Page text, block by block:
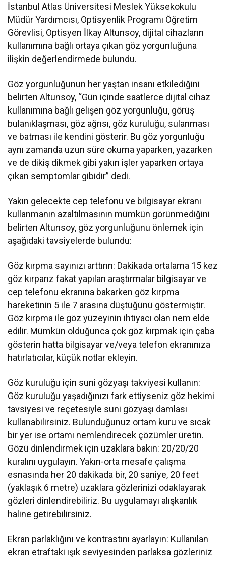
İstanbul Atlas Üniversitesi Meslek Yüksekokulu
Müdür Yardımcısı, Optisyenlik Programı Öğretim
Görevlisi, Optisyen İlkay Altunsoy, dijital cihazların
kullanımına bağlı ortaya çıkan göz yorgunluğuna
ilişkin değerlendirmede bulundu.
Göz yorgunluğunun her yaştan insanı etkilediğini
belirten Altunsoy, “Gün içinde saatlerce dijital cihaz
kullanımına bağlı gelişen göz yorgunluğu, görüş
bulanıklaşması, göz ağrısı, göz kuruluğu, sulanması
ve batması ile kendini gösterir. Bu göz yorgunluğu
aynı zamanda uzun süre okuma yaparken, yazarken
ve de dikiş dikmek gibi yakın işler yaparken ortaya
çıkan semptomlar gibidir” dedi.
Yakın gelecekte cep telefonu ve bilgisayar ekranı
kullanmanın azaltılmasının mümkün görünmediğini
belirten Altunsoy, göz yorgunluğunu önlemek için
aşağıdaki tavsiyelerde bulundu:
Göz kırpma sayınızı arttırın: Dakikada ortalama 15 kez
göz kırparız fakat yapılan araştırmalar bilgisayar ve
cep telefonu ekranına bakarken göz kırpma
hareketinin 5 ile 7 arasına düştüğünü göstermiştir.
Göz kırpma ile göz yüzeyinin ihtiyacı olan nem elde
edilir. Mümkün olduğunca çok göz kırpmak için çaba
gösterin hatta bilgisayar ve/veya telefon ekranınıza
hatırlatıcılar, küçük notlar ekleyin.
Göz kuruluğu için suni gözyaşı takviyesi kullanın:
Göz kuruluğu yaşadığınızı fark ettiyseniz göz hekimi
tavsiyesi ve reçetesiyle suni gözyaşı damlası
kullanabilirsiniz. Bulunduğunuz ortam kuru ve sıcak
bir yer ise ortamı nemlendirecek çözümler üretin.
Gözü dinlendirmek için uzaklara bakın: 20/20/20
kuralını uygulayın. Yakın-orta mesafe çalışma
esnasında her 20 dakikada bir, 20 saniye, 20 feet
(yaklaşık 6 metre) uzaklara gözlerinizi odaklayarak
gözleri dinlendirebiliriz. Bu uygulamayı alışkanlık
haline getirebilirsiniz.
Ekran parlaklığını ve kontrastını ayarlayın: Kullanılan
ekran etraftaki ışık seviyesinden parlaksa gözleriniz